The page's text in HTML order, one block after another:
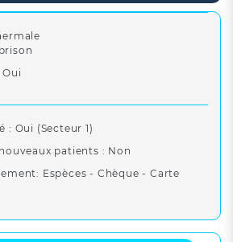
Oui
: Oui (Secteur 1)
patients : Non
Espèces - Chèque - Carte